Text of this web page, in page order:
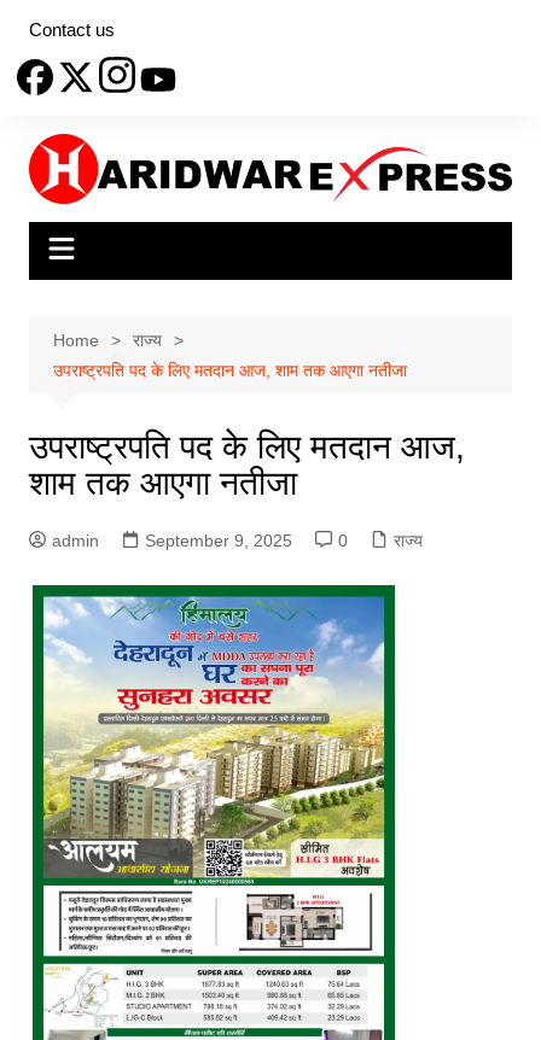
content
Contact us
Home
राज्य
उपराष्ट्रपति पद के लिए मतदान आज, शाम तक आएगा नतीजा
उपराष्ट्रपति पद के लिए मतदान आज,
शाम तक आएगा नतीजा
admin September 9, 2025 0 राज्य